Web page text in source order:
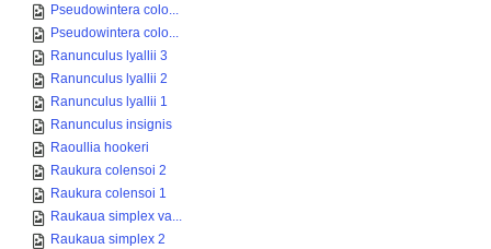
Pseudowintera colo...
Pseudowintera colo...
Ranunculus lyallii 3
Ranunculus lyallii 2
Ranunculus lyallii 1
Ranunculus insignis
Raoullia hookeri
Raukura colensoi 2
Raukura colensoi 1
Raukaua simplex va...
Raukaua simplex 2